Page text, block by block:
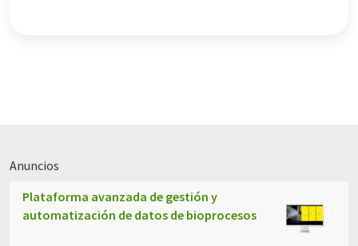
Anuncios
Plataforma avanzada de gestión y
automatización de datos de bioprocesos